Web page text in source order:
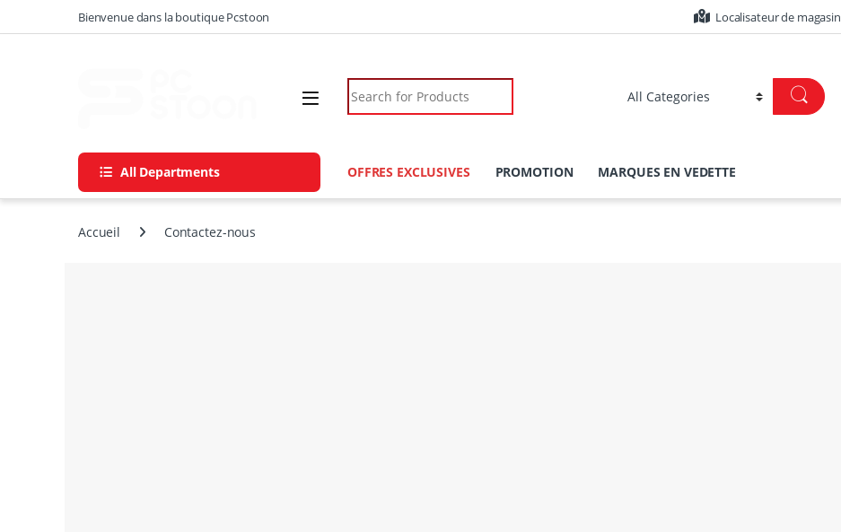
Skip to navigation
Skip to contentBienvenue dans la boutique Pcstoon Localisateur de magasin
Search for:
All Departments OFFRES EXCLUSIVES PROMOTION MARQUES EN VEDETTE
Accueil Contactez-nous